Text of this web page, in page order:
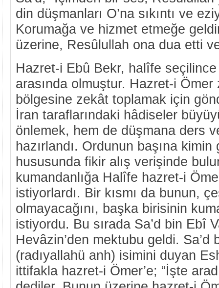
din düşmanları O’na sıkıntı ve
Korumağa ve hizmet etmeğe
üzerine, Resûlullah ona dua etti
Hazret-i Ebû Bekr, halîfe
arasında olmuştur. Hazret-i Ömer
bölgesine zekât toplamak için
İran taraflarındaki hâdiseler
önlemek, hem de düşmana ders
hazırlandı. Ordunun başına
hususunda fikir alış verişinde
kumandanlığa Halîfe hazret-i
istiyorlardı. Bir kısmı da bunun,
olmayacağını, başka birisinin
istiyordu. Bu sırada Sa’d bin Ebî
Hevâzin’den mektubu geldi. Sa’d
(radıyallahü anh) isimini duyan
ittifakla hazret-i Ömer’e; “İşte